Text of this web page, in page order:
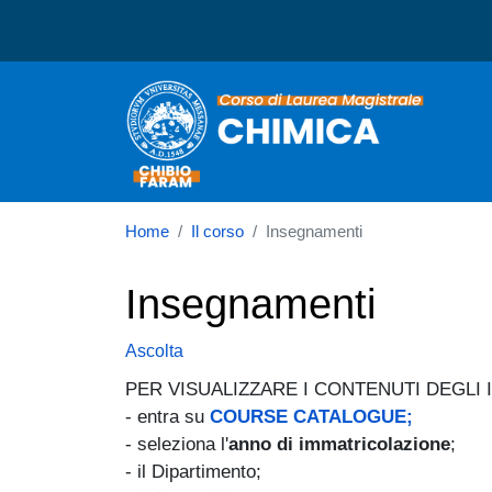
Home Il corso Insegnamenti
Insegnamenti
Ascolta
PER VISUALIZZARE I CONTENUTI DEGLI
- entra su COURSE CATALOGUE;
- seleziona l'anno di immatricolazione;
- il Dipartimento;